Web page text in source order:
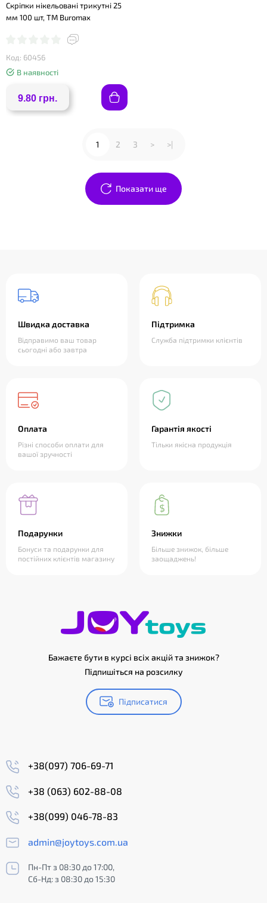
Скріпки нікельовані трикутні 25
мм 100 шт, ТМ Buromax
Код: 60456
В наявності
9.80 грн.
Показати ще
1 2 3 > >|
Швидка доставка
Відправимо ваш товар
сьогодні або завтра
Підтримка
Служба підтримки клієнтів
Оплата
Різні способи оплати для
вашої зручності
Гарантія якості
Тільки якісна продукція
Подарунки
Бонуси та подарунки для
постійних клієнтів магазину
Знижки
Більше знижок, більше
заощаджень!
Бажаєте бути в курсі всіх акцій та знижок?
Підпишіться на розсилку
Підписатися
+38(097) 706-69-71
+38 (063) 602-88-08
+38(099) 046-78-83
admin@joytoys.com.ua
Пн-Пт з 08:30 до 17:00,
Сб-Нд: з 08:30 до 15:30